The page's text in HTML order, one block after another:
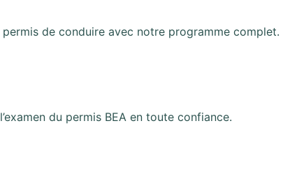
de conduire avec notre programme complet.
du permis BEA en toute confiance.